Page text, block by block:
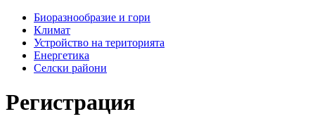
Биоразнообразие и гори
Климат
Устройство на територията
Енергетика
Селски райони
Регистрация